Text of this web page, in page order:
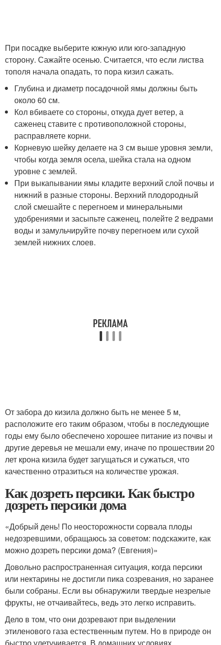
При посадке выберите южную или юго-западную
сторону. Сажайте осенью. Считается, что если листва
тополя начала опадать, то пора кизил сажать.
Глубина и диаметр посадочной ямы должны быть
около 60 см.
Кол вбиваете со стороны, откуда дует ветер, а
саженец ставите с противоположной стороны,
расправляете корни.
Корневую шейку делаете на 3 см выше уровня земли,
чтобы когда земля осела, шейка стала на одном
уровне с землей.
При выкапывании ямы кладите верхний слой почвы и
нижний в разные стороны. Верхний плодородный
слой смешайте с перегноем и минеральными
удобрениями и засыпьте саженец, полейте 2 ведрами
воды и замульчируйте почву перегноем или сухой
землей нижних слоев.
От забора до кизила должно быть не менее 5 м,
расположите его таким образом, чтобы в последующие
годы ему было обеспечено хорошее питание из почвы и
другие деревья не мешали ему, иначе по прошествии 20
лет крона кизила будет загущаться и сужаться, что
качественно отразиться на количестве урожая.
Как дозреть персики. Как быстро
дозреть персики дома
«Добрый день! По неосторожности сорвала плоды
недозревшими, обращаюсь за советом: подскажите, как
можно дозреть персики дома? (Евгения)»
Довольно распространенная ситуация, когда персики
или нектарины не достигли пика созревания, но заранее
были собраны. Если вы обнаружили твердые незрелые
фрукты, не отчаивайтесь, ведь это легко исправить.
Дело в том, что они дозревают при выделении
этиленового газа естественным путем. Но в природе он
быстро улетучивается. В домашних условиях